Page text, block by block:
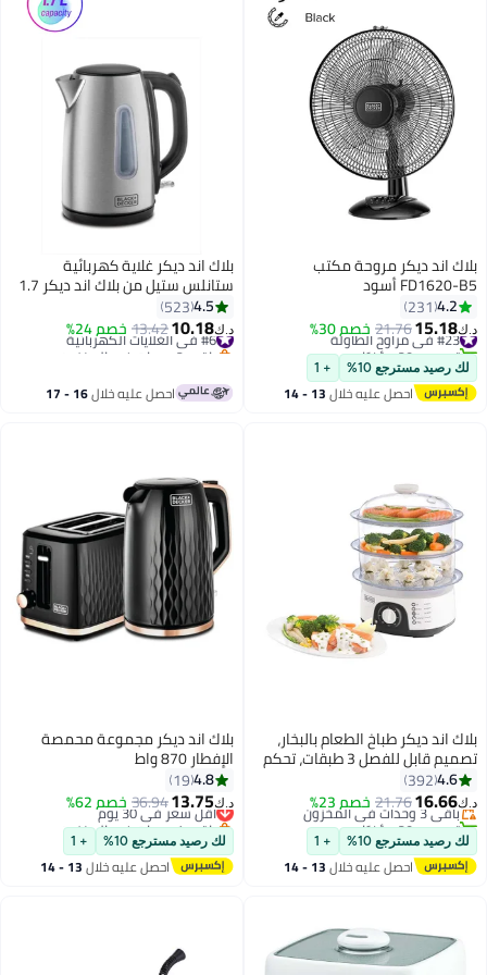
بلاك اند ديكر مروحة مكتب
FD1620-B5 أسود
4.2
231
د.ك‏15.18
21.76خصم 30% #23 في مراوح الطاولة
تم بيع +20 مؤخرًا
#23 في مراوح الطاولة
لك رصيد مسترجع 10% + 1
احصل عليه خلال 13 - 14
بلاك اند ديكر غلاية كهربائية
ستانلس ستيل من بلاك اند ديكر 1.7
L 2200 W JC450-B5 أسود/ فضي
4.5
523
د.ك‏10.18
13.42خصم 24% #6 في الغلايات الكهربائية
باقي 2 وحدات في المخزون
#6 في الغلايات الكهربائية
احصل عليه خلال 16 - 17
بلاك اند ديكر طباخ الطعام بالبخار،
تصميم قابل للفصل 3 طبقات، تحكم
بالوقت، تحضير وجبات سريعة
وسهلة، آمن في غسالة الصحون،
فولت، فعال ومضغوط
4.6
392
د.ك‏16.66
21.76خصم 23% باقي 3 وحدات في المخزون
تم بيع +20 مؤخرًا
باقي 3 وحدات في المخزون
لك رصيد مسترجع 10% + 1
احصل عليه خلال 13 - 14
اغسطس
بلاك اند ديكر مجموعة محمصة
الإفطار 870 واط
4.8
19
د.ك‏13.75
36.94خصم 62% أقل سعر في 30 يوم
باقي 1 وحدات في المخزون
أقل سعر في 30 يوم
لك رصيد مسترجع 10% + 1
احصل عليه خلال 13 - 14
اغسطس